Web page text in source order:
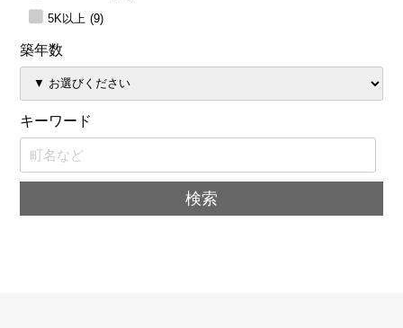
5K以上 (9)
築年数
キーワード